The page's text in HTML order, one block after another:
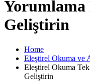
Geliştirin
Home
Eleştirel Okuma ve
Eleştirel Okuma
Geliştirin